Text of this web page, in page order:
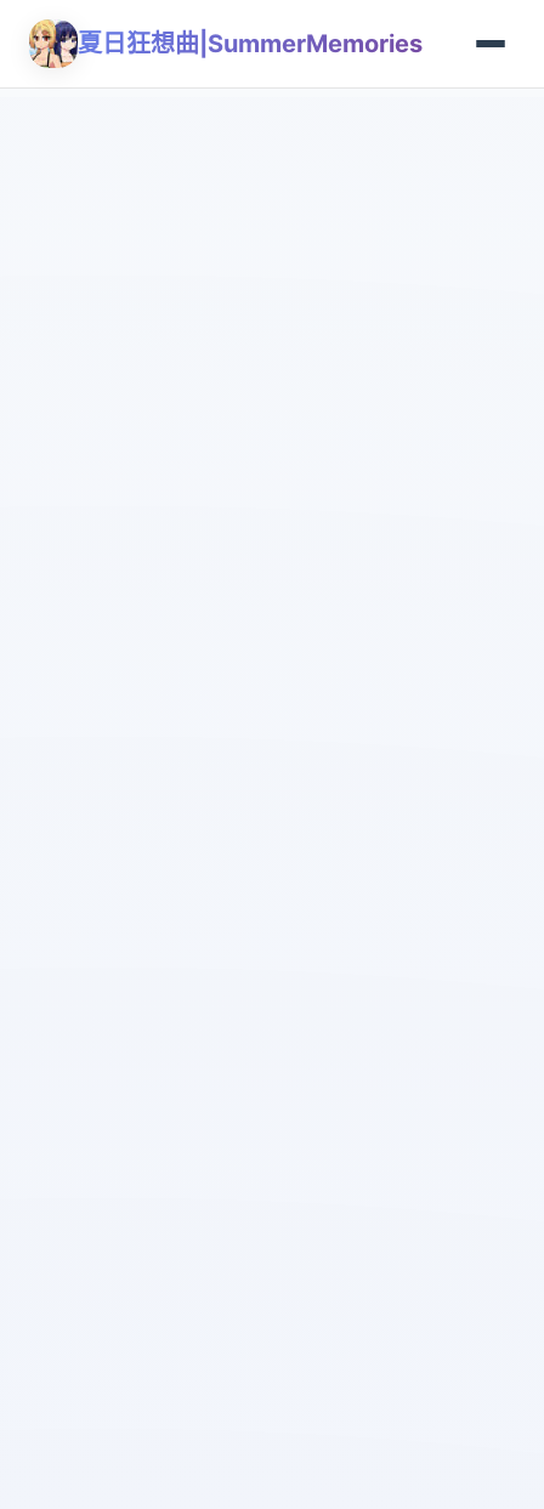
夏日狂想曲|SummerMemories